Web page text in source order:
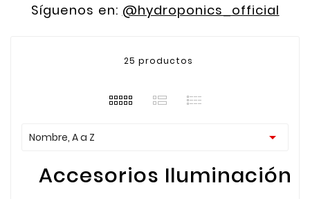
Síguenos en: @hydroponics_official
25 productos
Nombre, A a Z 
Accesorios Iluminación